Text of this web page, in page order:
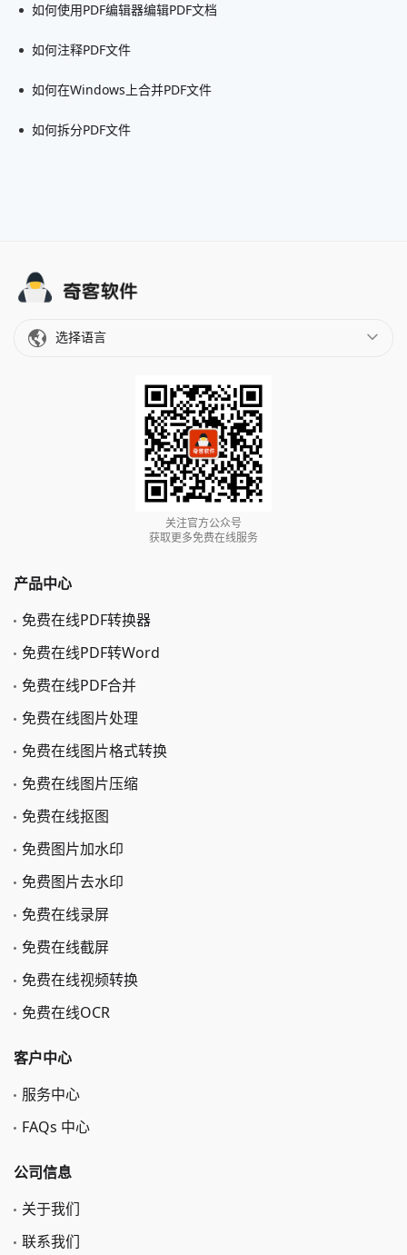
如何使用PDF编辑器编辑PDF文档
如何注释PDF文件
如何在Windows上合并PDF文件
如何拆分PDF文件
选择语言
关注官方公众号
获取更多免费在线服务
产品中心
免费在线PDF转换器
免费在线PDF转Word
免费在线PDF合并
免费在线图片处理
免费在线图片格式转换
免费在线图片压缩
免费在线抠图
免费图片加水印
免费图片去水印
免费在线录屏
免费在线截屏
免费在线视频转换
免费在线OCR
客户中心
服务中心
FAQs 中心
公司信息
关于我们
联系我们